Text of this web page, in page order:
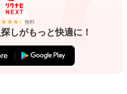
無料
しがもっと快適に！